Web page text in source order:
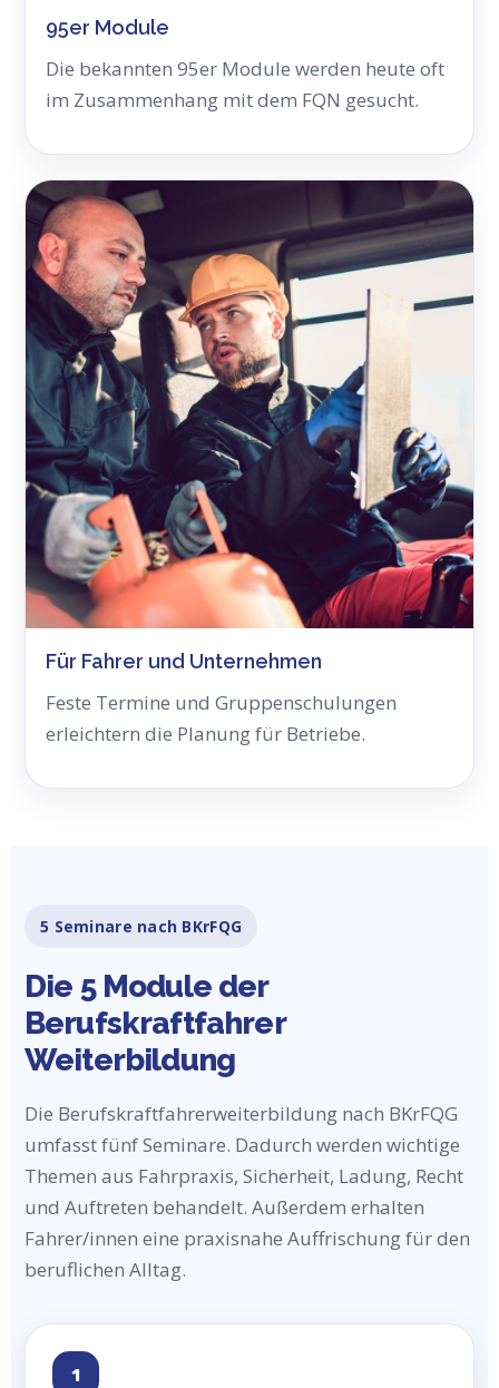
95er Module
Die bekannten 95er Module werden heute oft
im Zusammenhang mit dem FQN gesucht.
Für Fahrer und Unternehmen
Feste Termine und Gruppenschulungen
erleichtern die Planung für Betriebe.
5 Seminare nach BKrFQG
Die 5 Module der
Berufskraftfahrer
Weiterbildung
Die Berufskraftfahrerweiterbildung nach BKrFQG
umfasst fünf Seminare. Dadurch werden wichtige
Themen aus Fahrpraxis, Sicherheit, Ladung, Recht
und Auftreten behandelt. Außerdem erhalten
Fahrer/innen eine praxisnahe Auffrischung für den
beruflichen Alltag.
1